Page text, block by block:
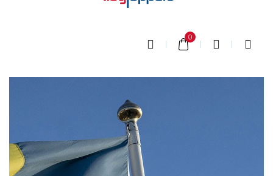
0